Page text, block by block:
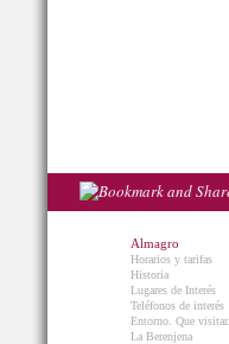
Almagro
Horarios y tarifas
Historia
Lugares de Interés
Teléfonos de interés
Entorno. Que visitar.
La Berenjena